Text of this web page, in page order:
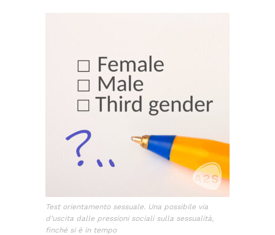
Test orientamento sessuale. Una possibile via
d’uscita dalle pressioni sociali sulla sessualità,
finché si è in tempo